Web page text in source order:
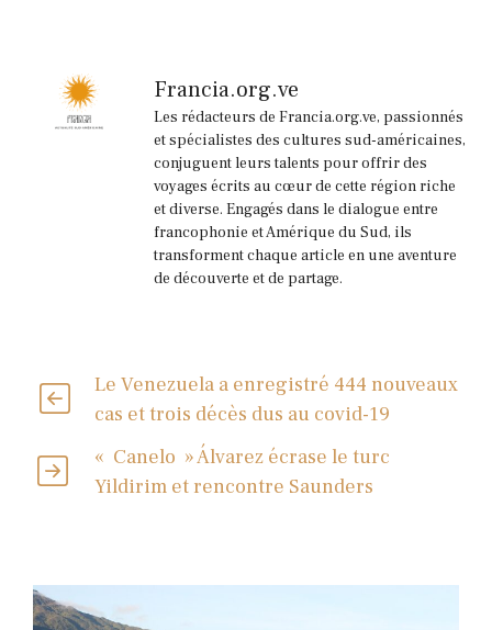
Francia.org.ve
Les rédacteurs de Francia.org.ve, passionnés
et spécialistes des cultures sud-américaines,
conjuguent leurs talents pour offrir des
voyages écrits au cœur de cette région riche
et diverse. Engagés dans le dialogue entre
francophonie et Amérique du Sud, ils
transforment chaque article en une aventure
de découverte et de partage.
Le Venezuela a enregistré 444 nouveaux
cas et trois décès dus au covid-19
« Canelo » Álvarez écrase le turc
Yildirim et rencontre Saunders